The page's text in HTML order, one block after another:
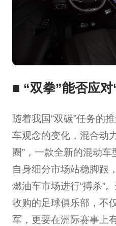
■ “双拳”能否应
随着我国“双碳”任务的
车观念的变化，混合动
圈”，一款全新的混动
自身细分市场站稳脚跟
燃油车市场进行“搏杀”
收购的足球俱乐部，不
军，更要在洲际赛事上